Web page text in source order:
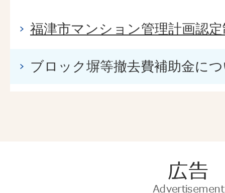
福津市マンション管理計画認
ブロック塀等撤去費補助金に
告